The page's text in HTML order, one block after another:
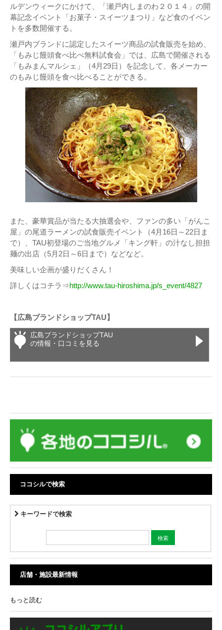
ルデンウィークにかけて、「瀬戸内しまのわ２０１４」の開
幕記念イベント「お菓子・スイーツまつり」など食のイベン
トを多数開催する。
瀬戸内ブランドに認定したスイーツ商品の試食販売を始め、
「もみじ饅頭食べ比べ無料試食会」では、広島で開催される
「もみまんマルシェ」（4月29日）を記念して、各メーカー
のもみじ饅頭を食べ比べることができる。
また、豪華賞品が当たる大抽選会や、ファンの多い「がんこ
屋」の尾道ラーメンの試食販売イベント（4月16日～22日ま
で）、TAU初登場のご当地グルメ「キング軒」の汁なし担担
麺の出店（5月2日～6日まで）などなど。
美味しい企画が盛りだくさん！
詳しくはコチラ⇒http://www.tau-hiroshima.jp/s_event/4827
【広島ブランドショップTAU】
広島ブランドショップTAU
の情報・口コミを見る
ココシルで検索
キーワードで検索
店舗・施設最新情報
もっと読む